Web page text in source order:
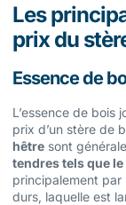
Les
prix du
Essence de
L’essence de bois
prix d’un stère de
hêtre sont
tendres tels que
principalement par
durs, laquelle est